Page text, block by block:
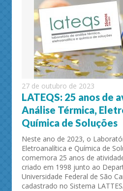
27 de outubro de 2023
LATEQS: 25 anos de
Análise Térmica,
Química de Soluções
Neste ano de 2023, o
Eletroanalítica e Química de
comemora 25 anos de
criado em 1998 junto ao
Universidade Federal de São
cadastrado no Sistema